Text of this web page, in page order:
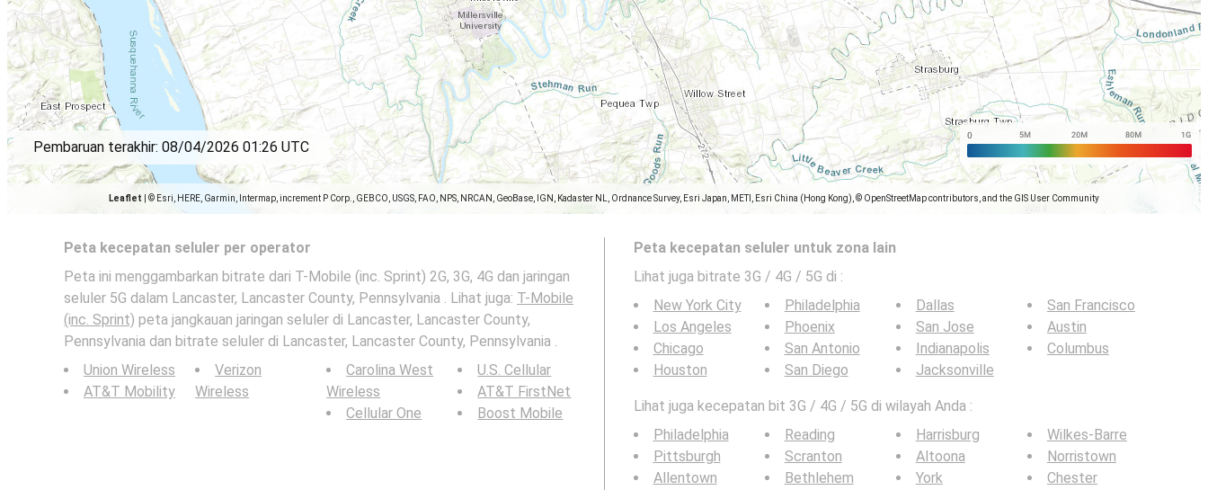
Leaflet © Esri, HERE, Garmin, Intermap, increment P Corp., GEBCO, USGS, FAO, NPS, NRCAN, GeoBase, IGN, Kadaster NL, Ordnance Survey, Esri Japan, METI, Esri China (Hong Kong), © OpenStreetMap contributors, and the GIS User Community
Pembaruan terakhir: 08/04/2026 01:26 UTC
Peta kecepatan seluler per operator
Peta ini menggambarkan bitrate dari T-Mobile (inc. Sprint) 2G, 3G, 4G dan jaringan
seluler 5G dalam Lancaster, Lancaster County, Pennsylvania . Lihat juga: T-Mobile
(inc. Sprint) peta jangkauan jaringan seluler di Lancaster, Lancaster County,
Pennsylvania dan bitrate seluler di Lancaster, Lancaster County, Pennsylvania .
Union Wireless
AT&T Mobility
Verizon
Wireless
Carolina West
Wireless
Cellular One
U.S. Cellular
AT&T FirstNet
Boost Mobile
Peta kecepatan seluler untuk zona lain
Lihat juga bitrate 3G / 4G / 5G di :
New York City
Los Angeles
Chicago
Houston
Philadelphia
Phoenix
San Antonio
San Diego
Dallas
San Jose
Indianapolis
Jacksonville
San Francisco
Austin
Columbus
Lihat juga kecepatan bit 3G / 4G / 5G di wilayah Anda :
Philadelphia
Pittsburgh
Allentown
Reading
Scranton
Bethlehem
Harrisburg
Altoona
York
Wilkes-Barre
Norristown
Chester